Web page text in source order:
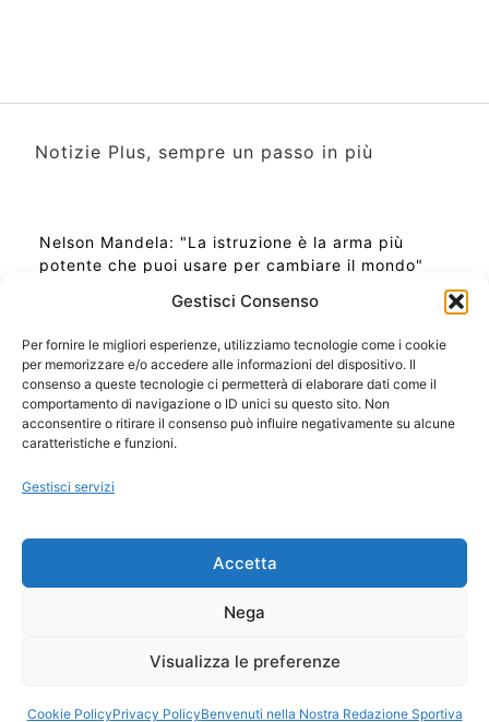
Gestisci Consenso
Per fornire le migliori esperienze, utilizziamo tecnologie come i cookie
per memorizzare e/o accedere alle informazioni del dispositivo. Il
consenso a queste tecnologie ci permetterà di elaborare dati come il
comportamento di navigazione o ID unici su questo sito. Non
acconsentire o ritirare il consenso può influire negativamente su alcune
caratteristiche e funzioni.
Gestisci servizi
Accetta
Nega
Visualizza le preferenze
Cookie PolicyPrivacy PolicyBenvenuti nella Nostra Redazione Sportiva
Notizie Plus, sempre un passo in più
Nelson Mandela: "La istruzione è la arma più
potente che puoi usare per cambiare il mondo"
Ora Esatta in Italia in questo momento
Ti Senti Strano Ultimamente? Potrebbe Essere per
la Risonanza di Schumann
Come Sapere Se Stai Ascendendo alla Quinta
Copyright 2026 NotiziePlus.com
📰 Contenuto Umano Verificato
Privacy Coockie
Pubblicità